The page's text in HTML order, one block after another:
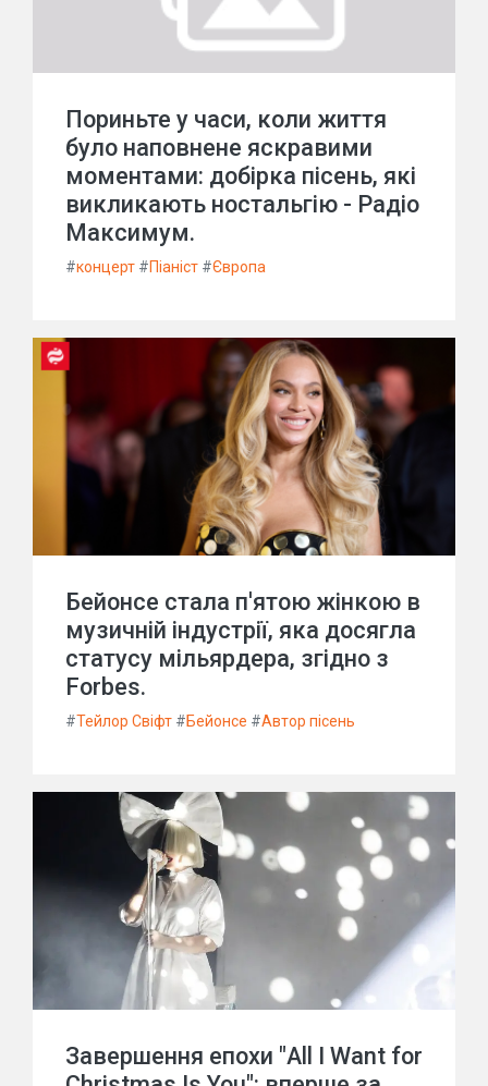
Пориньте у часи, коли життя
було наповнене яскравими
моментами: добірка пісень, які
викликають ностальгію - Радіо
Максимум.
#концерт #Піаніст #Європа
Бейонсе стала п'ятою жінкою в
музичній індустрії, яка досягла
статусу мільярдера, згідно з
Forbes.
#Тейлор Свіфт #Бейонсе #Автор пісень
Завершення епохи "All I Want for